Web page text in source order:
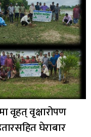
वृहत् वृक्षारोपण
घेराबार